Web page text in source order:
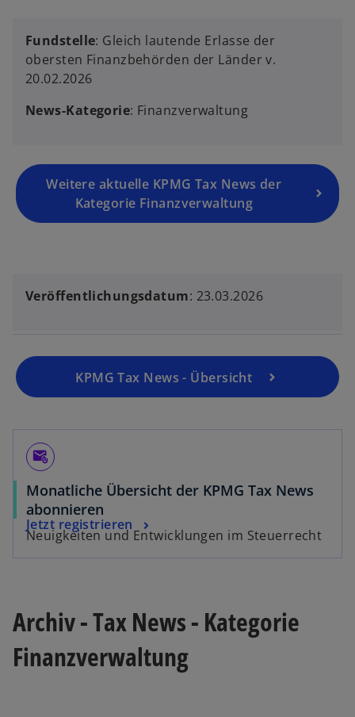
Fundstelle: Gleich lautende Erlasse der
obersten Finanzbehörden der Länder v.
20.02.2026
News-Kategorie: Finanzverwaltung
Weitere aktuelle KPMG Tax News der
Kategorie Finanzverwaltung
Veröffentlichungsdatum: 23.03.2026
KPMG Tax News - Übersicht
attach_email
Monatliche Übersicht der KPMG Tax News
abonnieren
Neuigkeiten und Entwicklungen im Steuerrecht
Jetzt registrieren
Archiv - Tax News - Kategorie
Finanzverwaltung